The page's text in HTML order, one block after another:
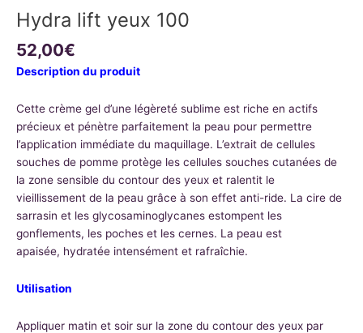
Hydra lift yeux 100
52,00€
Description du produit
Cette crème gel d’une légèreté sublime est riche en actifs
précieux et pénètre parfaitement la peau pour permettre
l’application immédiate du maquillage. L’extrait de cellules
souches de pomme protège les cellules souches cutanées de
la zone sensible du contour des yeux et ralentit le
vieillissement de la peau grâce à son effet anti-ride. La cire de
sarrasin et les glycosaminoglycanes estompent les
gonflements, les poches et les cernes. La peau est
apaisée, hydratée intensément et rafraîchie.
Utilisation
Appliquer matin et soir sur la zone du contour des yeux par